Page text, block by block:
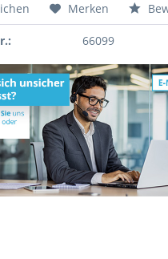
Merken
66099